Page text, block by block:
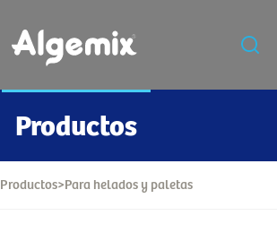
Productos
Productos>Para helados y paletas